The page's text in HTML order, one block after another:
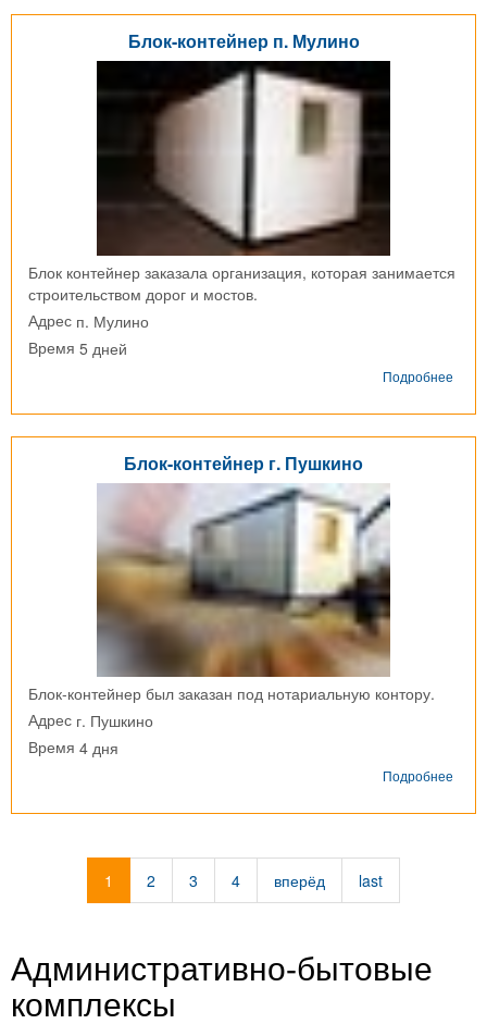
Блок-контейнер п. Мулино
Блок контейнер заказала организация, которая занимается
строительством дорог и мостов.
Адрес п. Мулино
Время 5 дней
Подробнее
Блок-контейнер г. Пушкино
Блок-контейнер был заказан под нотариальную контору.
Адрес г. Пушкино
Время 4 дня
Подробнее
1 2 3 4 вперёд last
Административно-бытовые
комплексы